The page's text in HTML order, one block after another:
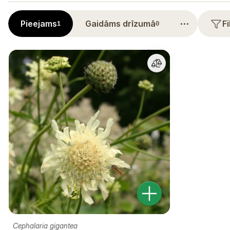
Pieejams1 Gaidāms drīzumā0 ⋯
Cephalaria gigantea